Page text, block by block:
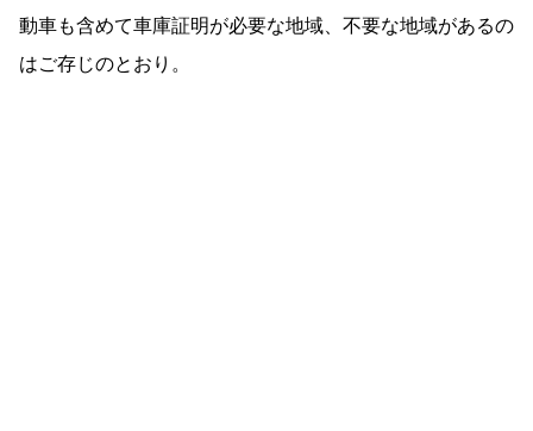
動車も含めて車庫証明が必要な地域、不要な地域があるの
はご存じのとおり。